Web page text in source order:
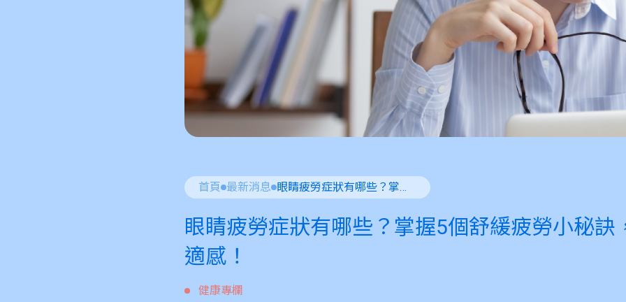
首頁 最新消息 眼睛疲勞症狀有哪些？掌握5個舒緩疲勞小秘訣，輕鬆擺脫不適感！
眼睛疲勞症狀有哪些？掌握5個舒緩疲勞小秘訣
適感！
健康專欄